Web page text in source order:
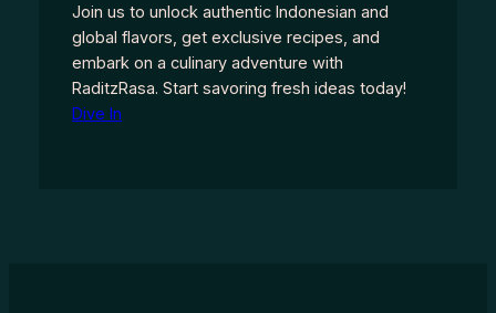
Join us to unlock authentic Indonesian and
global flavors, get exclusive recipes, and
embark on a culinary adventure with
RaditzRasa. Start savoring fresh ideas today!
Dive In